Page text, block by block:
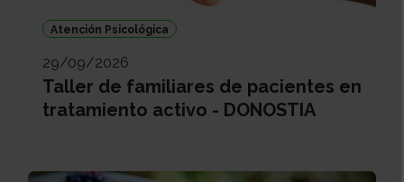
Atención Psicológica
29/09/2026
Taller de familiares de pacientes en
tratamiento activo - DONOSTIA